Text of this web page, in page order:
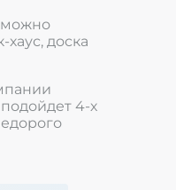
можно
доска
4-х